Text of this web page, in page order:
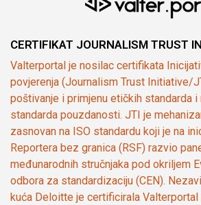
CERTIFIKAT JOURNALISM TRUST
Valterportal je nosilac certifikata
povjerenja (Journalism Trust Initiative/
poštivanje i primjenu etičkih standarda i
standarda pouzdanosti. JTI je
zasnovan na ISO standardu koji je na
Reportera bez granica (RSF) razvio
međunarodnih stručnjaka pod okriljem
odbora za standardizaciju (CEN).
kuća Deloitte je certificirala Valterportal